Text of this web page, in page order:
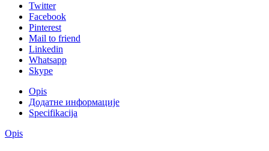
Twitter
Facebook
Pinterest
Mail to friend
Linkedin
Whatsapp
Skype
Opis
Додатне информације
Specifikacija
Opis